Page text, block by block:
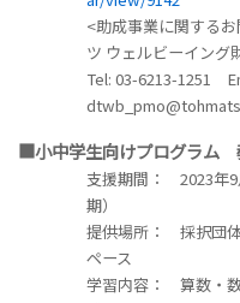
<助成事業に関する
ツ ウェルビーイン
Tel: 03-6213-1251
■小中学生向けプログラム
支援期間： 2023年9
期）
提供場所： 採択団
ペース
学習内容： 算数・